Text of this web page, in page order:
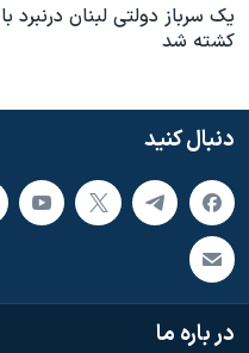
نرگس محمدی برنده جایزه
صفحه‌های ویژه
يک سرباز دولتی لبنان درنبرد
کشته شد
دنبال کنید
در باره ما